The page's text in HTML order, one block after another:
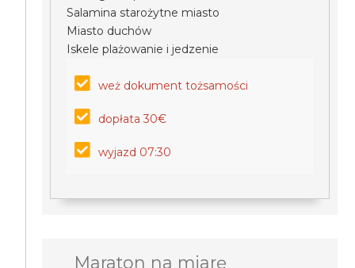
Salamina starożytne miasto
Miasto duchów
Iskele plażowanie i jedzenie
weż dokument tożsamości
dopłata 30€
wyjazd 07:30
Maraton na miarę